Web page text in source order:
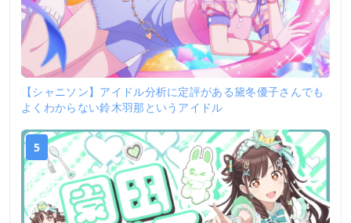
【シャニソン】アイドル分析に定評がある黛冬優子さんでも
よくわからない鈴木羽那というアイドル
5